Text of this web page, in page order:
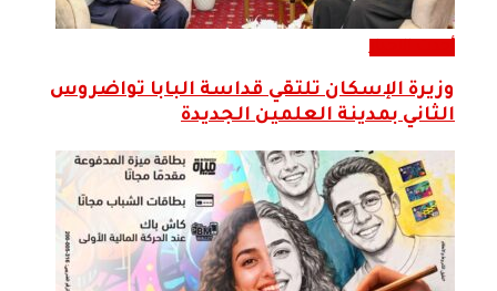
وزيرة الإسكان تلتقي قداسة البابا تواضروس
الثاني بمدينة العلمين الجديدة